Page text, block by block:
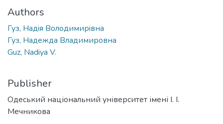
Authors
Гуз, Надiя Володимирiвна
Гуз, Hадежда Bладимировна
Guz, Nadiya V.
Publisher
Одеський національний університет імені І. І.
Мечникова